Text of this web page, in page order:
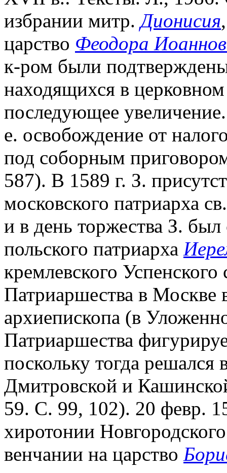
избрании митр.Дионисия
царство Феодора
к-ром были
находящихся в
последующее
е. освобождение от
под соборным
587). В 1589 г. З.
московского патриарха
и в день торжества З.
польского патриарха
кремлевского
Патриаршества в Москве
архиепископа (в
Патриаршества
поскольку тогда
Дмитровской и
59. С. 99, 102). 20 февр.
хиротонии
венчании на царство